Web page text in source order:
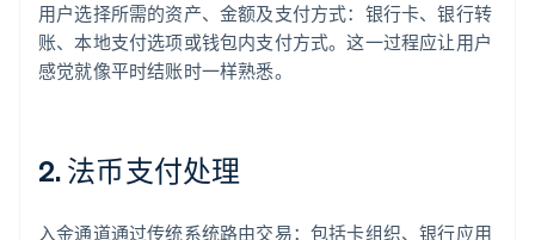
用户选择所需的资产、金额及支付方式：银行卡、银行转
账、本地支付选项或钱包内支付方式。这一过程应让用户
感觉就像平时结账时一样熟悉。
2. 法币支付处理
入金通道通过传统系统路由交易：包括卡组织、银行应用